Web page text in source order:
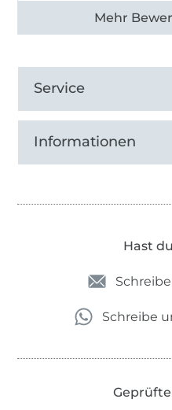
Alle 82968
Service
Informationen
Hast
Schreibe